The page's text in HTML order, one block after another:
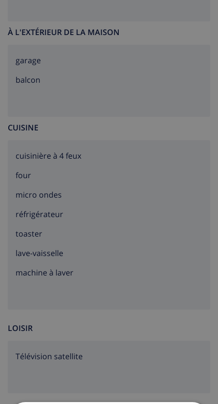
À L'EXTÉRIEUR DE LA MAISON
garage
balcon
CUISINE
cuisinière à 4 feux
four
micro ondes
réfrigérateur
toaster
lave-vaisselle
machine à laver
LOISIR
Télévision satellite